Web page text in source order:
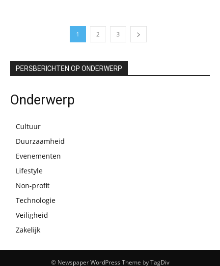
1 2 3
PERSBERICHTEN OP ONDERWERP
Onderwerp
Cultuur
Duurzaamheid
Evenementen
Lifestyle
Non-profit
Technologie
Veiligheid
Zakelijk
© Newspaper WordPress Theme by TagDiv